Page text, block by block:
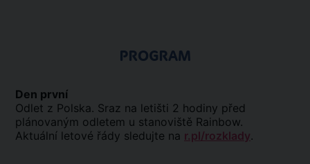
PROGRAM
Den první
Odlet z Polska. Sraz na letišti 2 hodiny před
plánovaným odletem u stanoviště Rainbow.
Aktuální letové řády sledujte na r.pl/rozklady.